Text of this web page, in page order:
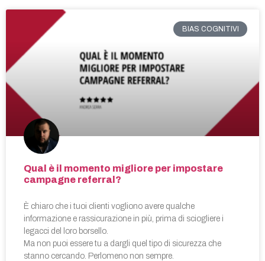
BIAS COGNITIVI
Qual è il momento migliore per impostare
campagne referral?
È chiaro che i tuoi clienti vogliono avere qualche
informazione e rassicurazione in più, prima di sciogliere i
legacci del loro borsello.
Ma non puoi essere tu a dargli quel tipo di sicurezza che
stanno cercando. Perlomeno non sempre.